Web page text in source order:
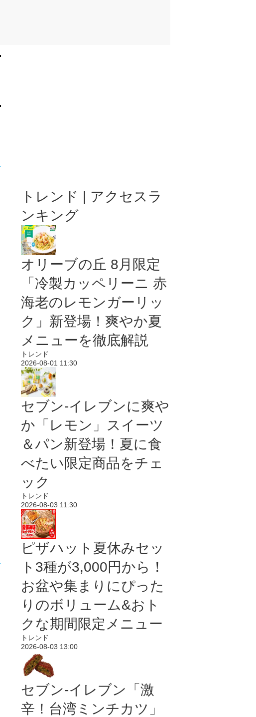
トレンド | アクセスラ
ンキング
オリーブの丘 8月限定
「冷製カッペリーニ 赤
海老のレモンガーリッ
ク」新登場！爽やか夏
メニューを徹底解説
トレンド
2026-08-01 11:30
セブン‐イレブンに爽や
か「レモン」スイーツ
＆パン新登場！夏に食
べたい限定商品をチェ
ック
トレンド
2026-08-03 11:30
ピザハット夏休みセッ
ト3種が3,000円から！
お盆や集まりにぴった
りのボリューム&おト
クな期間限定メニュー
トレンド
2026-08-03 13:00
セブン-イレブン「激
辛！台湾ミンチカツ」